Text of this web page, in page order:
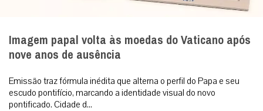
Imagem papal volta às moedas do Vaticano após
nove anos de ausência
Emissão traz fórmula inédita que alterna o perfil do Papa e seu
escudo pontifício, marcando a identidade visual do novo
pontificado. Cidade d...